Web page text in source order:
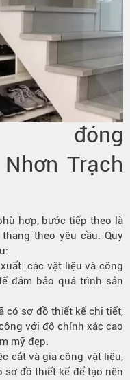
đóng
Trạch
hợp, bước tiếp theo là
theo yêu cầu. Quy
các vật liệu và công
đảm bảo quá trình sản
có sơ đồ thiết kế chi tiết,
với độ chính xác cao
mỹ đẹp.
cắt và gia công vật liệu,
sơ đồ thiết kế để tạo nên